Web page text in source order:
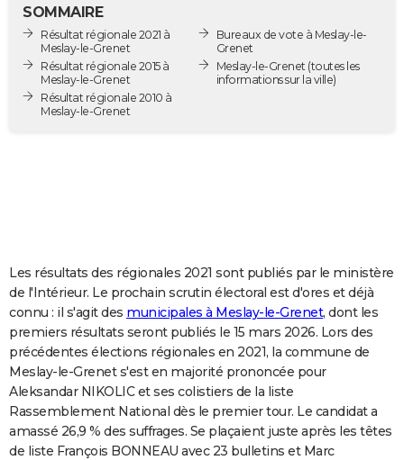
Destinations
City break
Voyage nature
Voyage de noces
Forum
Climat
GUIDES D'ACHAT
BONS PLANS
S'inscrire
Se connecter
Lycées
Collèges
Primaires
Universités
Entreprises
Service militaire
Avis de recherche
AVIS DE DÉCÈS
FORUM
Bricolage
Lifestyle
Culture
SportAuto
Television
Voyage
Cinema
SOMMAIRE
Résultat régionale 2021 à
Meslay-le-Grenet
Résultat régionale 2015 à
Meslay-le-Grenet
Résultat régionale 2010 à
Meslay-le-Grenet
Bureaux de vote à Meslay-le-
Grenet
Meslay-le-Grenet (toutes les
informations sur la ville)
Les résultats des régionales 2021 sont publiés par le ministère
de l'Intérieur. Le prochain scrutin électoral est d'ores et déjà
connu : il s'agit des municipales à Meslay-le-Grenet, dont les
premiers résultats seront publiés le 15 mars 2026. Lors des
précédentes élections régionales en 2021, la commune de
Meslay-le-Grenet s'est en majorité prononcée pour
Aleksandar NIKOLIC et ses colistiers de la liste
Rassemblement National dès le premier tour. Le candidat a
amassé 26,9 % des suffrages. Se plaçaient juste après les têtes
de liste François BONNEAU avec 23 bulletins et Marc